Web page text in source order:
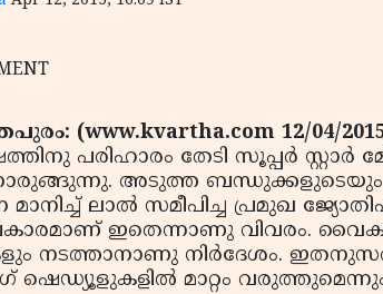
(www.kvartha.com 12/04/
പരിഹാരം തേടി സൂപ്പര്‍
അടുത്ത
ലാല്‍ സമീപിച്ച പ്രമുഖ
ഇതെന്നാണു വിവരം.
നടത്താനാണു നിര്‍ദേശം.
ഷെഡ്യൂളുകളില്‍ മാറ്റം